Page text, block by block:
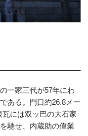
一家三代が57年にわ
ある。門口約26.8メー
瓦には双ッ巴の大石家
馳せ、内蔵助の偉業